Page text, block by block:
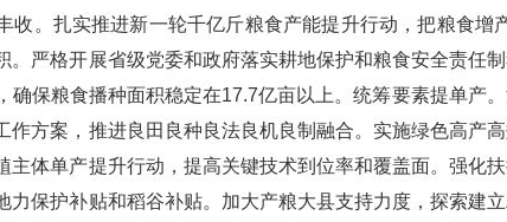
。扎实推进新一轮千亿斤粮食产能提升行动，把粮食增
。严格开展省级党委和政府落实耕地保护和粮食安全责任
确保粮食播种面积稳定在17.7亿亩以上。统筹要素提单产
作方案，推进良田良种良法良机良制融合。实施绿色高产
主体单产提升行动，提高关键技术到位率和覆盖面。强化
力保护补贴和稻谷补贴。加大产粮大县支持力度，探索建